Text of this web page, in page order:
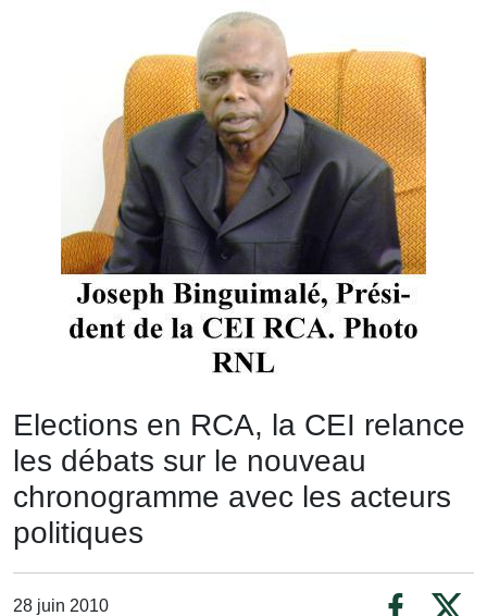
Elections en RCA, la CEI relance
les débats sur le nouveau
chronogramme avec les acteurs
politiques
28 juin 2010